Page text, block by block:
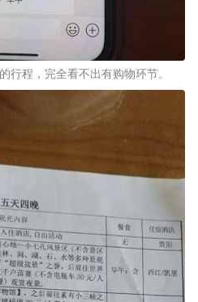
行程，完全看不出有购物环节。